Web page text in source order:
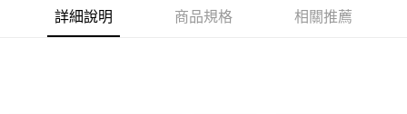
詳細說明 商品規格 相關推薦